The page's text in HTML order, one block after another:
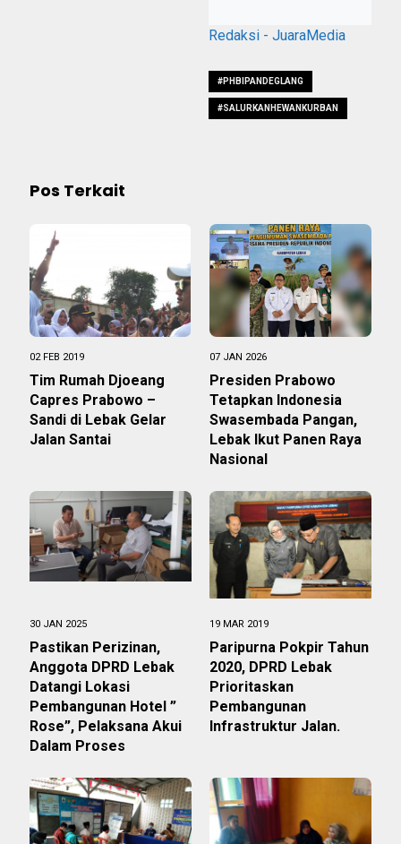
Redaksi - JuaraMedia
#PHBIPANDEGLANG
#SALURKANHEWANKURBAN
Pos Terkait
02 FEB 2019
Tim Rumah Djoeang
Capres Prabowo –
Sandi di Lebak Gelar
Jalan Santai
07 JAN 2026
Presiden Prabowo
Tetapkan Indonesia
Swasembada Pangan,
Lebak Ikut Panen Raya
Nasional
30 JAN 2025
Pastikan Perizinan,
Anggota DPRD Lebak
Datangi Lokasi
Pembangunan Hotel ”
Rose”, Pelaksana Akui
Dalam Proses
19 MAR 2019
Paripurna Pokpir Tahun
2020, DPRD Lebak
Prioritaskan
Pembangunan
Infrastruktur Jalan.